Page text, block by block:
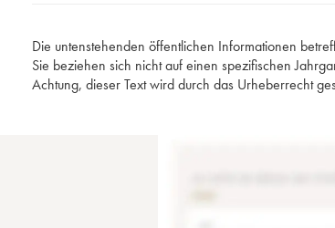
Die untenstehenden öffentlichen Informationen
Sie beziehen sich nicht auf einen spezifischen
Achtung, dieser Text wird durch das Urheberrecht